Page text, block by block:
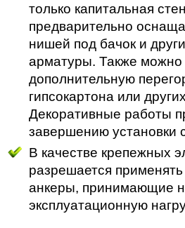
только капитальная
предварительно
нишей под бачок и
арматуры. Также можно
дополнительную
гипсокартона или
Декоративные работы
завершению установки
В качестве крепежных
разрешается
анкеры, принимающие
эксплуатационную